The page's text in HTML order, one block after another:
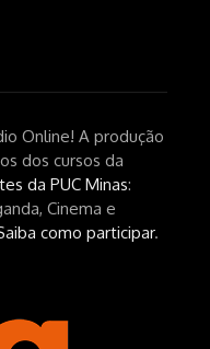
Online! A produção
dos cursos da
da PUC Minas:
Cinema e
como participar.